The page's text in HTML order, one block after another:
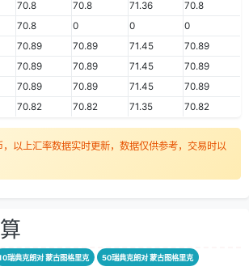
70.8 70.8 71.36
70.8
70.8 0 0
0
70.89 70.89 71.45
70.89
70.89 70.89 71.45
70.89
70.89 70.89 71.45
70.89
70.82 70.82 71.35 70.82
以上汇率数据实时更新，数据仅供参考，交易时以
瑞典克朗对 蒙古图格里克 50瑞典克朗对 蒙古图格里克